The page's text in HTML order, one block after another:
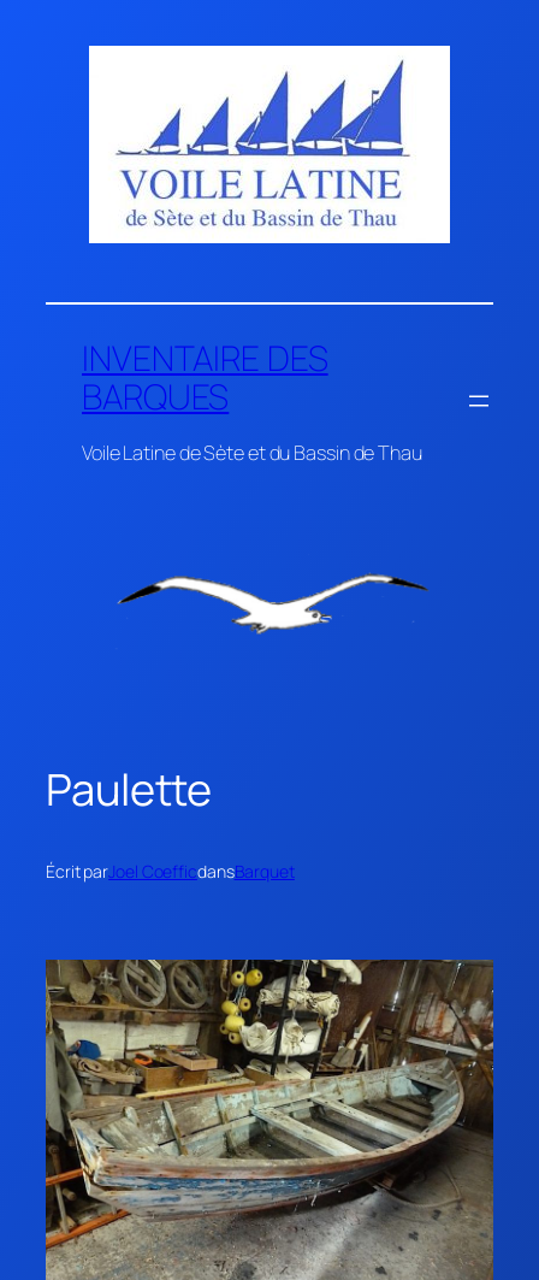
INVENTAIRE DES
BARQUES
Voile Latine de Sète et du Bassin de Thau
Paulette
Écrit parJoel CoefficdansBarquet